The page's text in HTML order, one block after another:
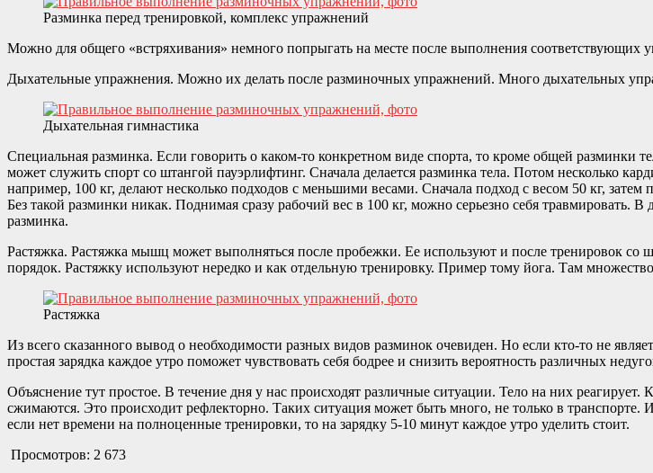
Разминка перед тренировкой, комплекс упражнений
Можно для общего «встряхивания» немного попрыгать на месте после выполнения соответствующих
Дыхательные упражнения. Можно их делать после разминочных упражнений. Много дыхательных
Дыхательная гимнастика
Специальная разминка. Если говорить о каком-то конкретном виде спорта, то кроме общей разминки
может служить спорт со штангой пауэрлифтинг. Сначала делается разминка тела. Потом несколько
например, 100 кг, делают несколько подходов с меньшими весами. Сначала подход с весом 50 кг, затем
Без такой разминки никак. Поднимая сразу рабочий вес в 100 кг, можно серьезно себя травмировать.
разминка.
Растяжка. Растяжка мышц может выполняться после пробежки. Ее используют и после тренировок
порядок. Растяжку используют нередко и как отдельную тренировку. Пример тому йога. Там
Растяжка
Из всего сказанного вывод о необходимости разных видов разминок очевиден. Но если кто-то не
простая зарядка каждое утро поможет чувствовать себя бодрее и снизить вероятность различных
Объяснение тут простое. В течение дня у нас происходят различные ситуации. Тело на них
сжимаются. Это происходит рефлекторно. Таких ситуация может быть много, не только в
если нет времени на полноценные тренировки, то на зарядку 5-10 минут каждое утро уделить стоит.
Просмотров: 2 673